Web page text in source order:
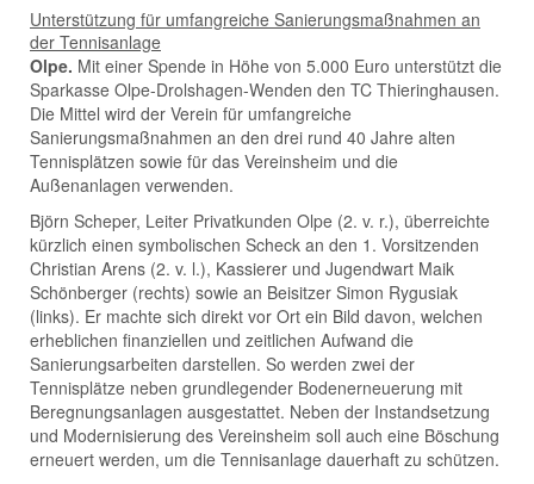
Unterstützung für umfangreiche Sanierungsmaßnahmen an
der Tennisanlage
Olpe. Mit einer Spende in Höhe von 5.000 Euro unterstützt die
Sparkasse Olpe-Drolshagen-Wenden den TC Thieringhausen.
Die Mittel wird der Verein für umfangreiche
Sanierungsmaßnahmen an den drei rund 40 Jahre alten
Tennisplätzen sowie für das Vereinsheim und die
Außenanlagen verwenden.
Björn Scheper, Leiter Privatkunden Olpe (2. v. r.), überreichte
kürzlich einen symbolischen Scheck an den 1. Vorsitzenden
Christian Arens (2. v. l.), Kassierer und Jugendwart Maik
Schönberger (rechts) sowie an Beisitzer Simon Rygusiak
(links). Er machte sich direkt vor Ort ein Bild davon, welchen
erheblichen finanziellen und zeitlichen Aufwand die
Sanierungsarbeiten darstellen. So werden zwei der
Tennisplätze neben grundlegender Bodenerneuerung mit
Beregnungsanlagen ausgestattet. Neben der Instandsetzung
und Modernisierung des Vereinsheim soll auch eine Böschung
erneuert werden, um die Tennisanlage dauerhaft zu schützen.